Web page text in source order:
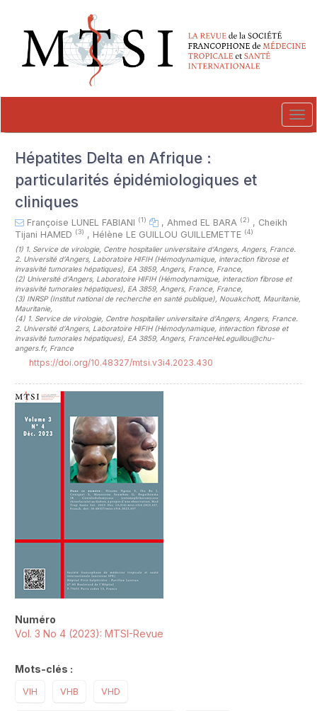
##plugins.themes.novelty.accessible_menu.main_navigation##
##plugins.themes.novelty.accessible_menu.main_content##
##plugins.themes.novelty.accessible_menu.sidebar##
Hépatites Delta en Afrique :
particularités épidémiologiques et
cliniques
Françoise LUNEL FABIANI (1) , Ahmed EL BARA (2) , Cheikh
Tijani HAMED (3) , Hélène LE GUILLOU GUILLEMETTE (4)
(1) 1. Service de virologie, Centre hospitalier universitaire d’Angers, Angers, France.
2. Université d’Angers, Laboratoire HIFIH (Hémodynamique, interaction fibrose et
invasivité tumorales hépatiques), EA 3859, Angers, France, France,
(2) Université d’Angers, Laboratoire HIFIH (Hémodynamique, interaction fibrose et
invasivité tumorales hépatiques), EA 3859, Angers, France, France,
(3) INRSP (Institut national de recherche en santé publique), Nouakchott, Mauritanie,
Mauritanie,
(4) 1. Service de virologie, Centre hospitalier universitaire d’Angers, Angers, France.
2. Université d’Angers, Laboratoire HIFIH (Hémodynamique, interaction fibrose et
invasivité tumorales hépatiques), EA 3859, Angers, FranceHeLeguillou@chu-
angers.fr, France
https://doi.org/10.48327/mtsi.v3i4.2023.430
Numéro
Vol. 3 No 4 (2023): MTSI-Revue
Mots-clés :
VIH VHB VHD